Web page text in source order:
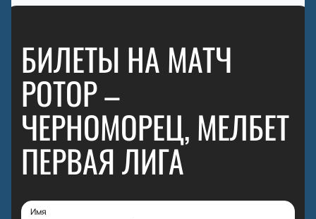
БИЛЕТЫ НА МАТЧ
РОТОР –
ЧЕРНОМОРЕЦ, МЕЛБЕТ
ПЕРВАЯ ЛИГА
Имя